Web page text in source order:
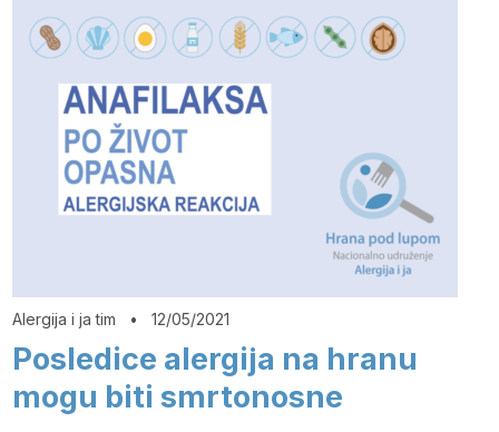
Alergija i ja tim •12/05/2021
Posledice alergija na hranu
mogu biti smrtonosne